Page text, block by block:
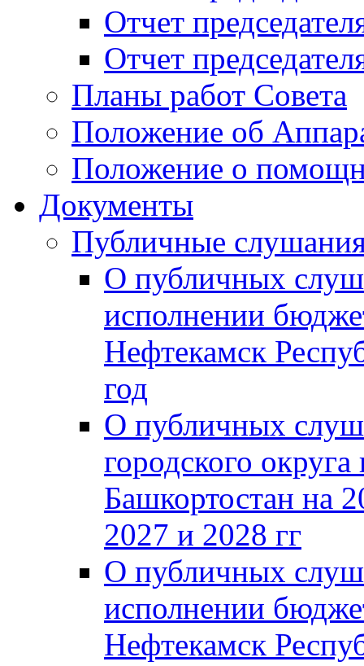
Отчет
Отчет
Планы работ Совета
Положение об
Положение о
Документы
Публичные
О публичных
исполнении
Нефтекамск
год
О публичных
городского
Башкортостан на
2027 и 2028 гг
О публичных
исполнении
Нефтекамск